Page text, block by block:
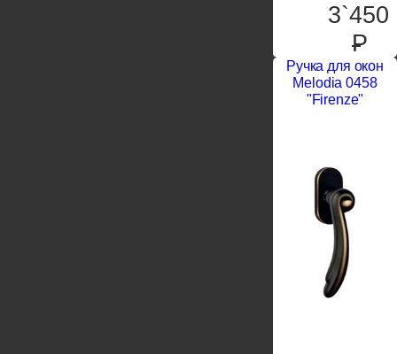
3`450
P
Ручка для окон
Melodia 0458
"Firenze"